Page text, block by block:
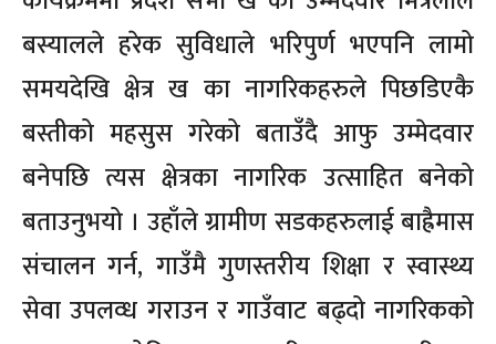
बस्यालले हरेक सुविधाले भरिपुर्ण भएपनि लामो
समयदेखि क्षेत्र ख का नागरिकहरुले पिछडिएकै
बस्तीको महसुस गरेको बताउँदै आफु उम्मेदवार
बनेपछि त्यस क्षेत्रका नागरिक उत्साहित बनेको
बताउनुभयो । उहाँले ग्रामीण सडकहरुलाई बाह्रैमास
संचालन गर्न, गाउँमै गुणस्तरीय शिक्षा र स्वास्थ्य
सेवा उपलव्ध गराउन र गाउँवाट बढ्दो नागरिकको